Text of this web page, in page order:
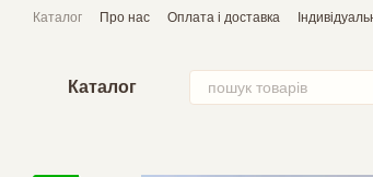
Перейти до основного контенту
Каталог Про нас Оплата і доставка
Каталог